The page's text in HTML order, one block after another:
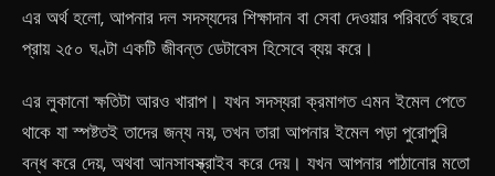
এর অর্থ হলো, আপনার দল সদস্যদের শিক্ষাদান বা সেবা দেওয়ার পরিবর্তে বছরে
প্রায় ২৫০ ঘণ্টা একটি জীবন্ত ডেটাবেস হিসেবে ব্যয় করে।
এর লুকানো ক্ষতিটা আরও খারাপ। যখন সদস্যরা ক্রমাগত এমন ইমেল পেতে
থাকে যা স্পষ্টতই তাদের জন্য নয়, তখন তারা আপনার ইমেল পড়া পুরোপুরি
বন্ধ করে দেয়, অথবা আনসাবস্ক্রাইব করে দেয়। যখন আপনার পাঠানোর মতো